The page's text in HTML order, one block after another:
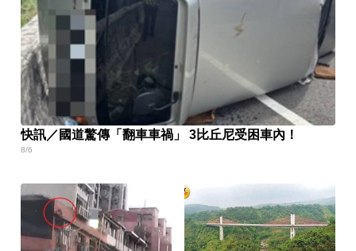
快訊／國道驚傳「翻車車禍」 3比丘尼受困車內！
8/6